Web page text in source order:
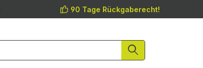
90 Tage Rückgaberecht!